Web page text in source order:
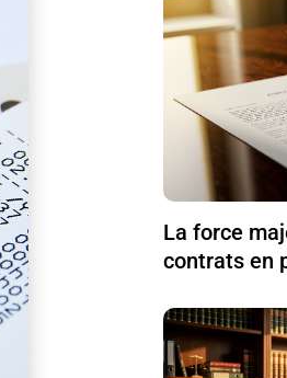
La force
contrats en